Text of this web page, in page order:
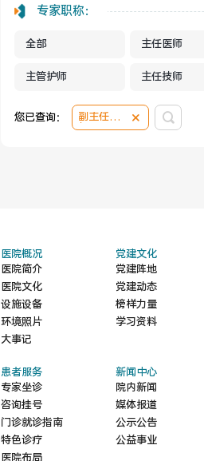
专家职称：
全部 主任医师
主管护师 主任技师
您已查询：
副主任药
师
医院概况
医院简介
医院文化
设施设备
环境照片
大事记
党建文化
党建阵地
党建动态
榜样力量
学习资料
患者服务
专家坐诊
咨询挂号
门诊就诊指南
特色诊疗
医院布局
新闻中心
院内新闻
媒体报道
公示公告
公益事业